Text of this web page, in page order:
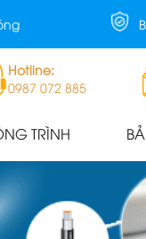
Hotline:
0987 072 885
TRÌNH